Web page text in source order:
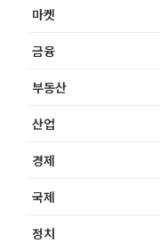
마켓
금융
부동산
산업
경제
국제
정치